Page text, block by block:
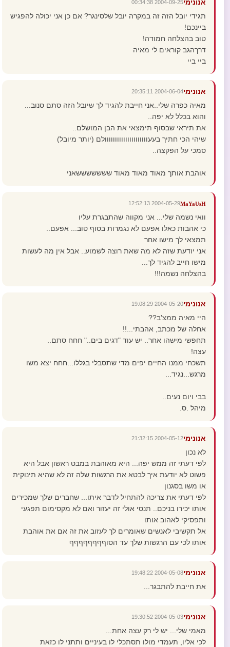
אנונימי2004-09-25 00:34:38
תגידי יובל הזה זה במקרה יובל שלסינגר? אם כן אני יכולה להפגיש
ביינכם!
טוב בהצלחה חמודה!
דרךהגב קוראים לי מאיה
ביי ביי
אנונימי2004-06-04 20:35:11
מאיה כפרה שלי..אני חייבת להגיד לך שיובל הזה סתם סנוב...
והוא בכלל לא יפה..
את תיראי שבסוף תימצאי את הבן המושלם..
שיהי הכי חתיך בעעווווווווווווווווווווולם (יותר מיובל)
סמכי על הפקצה..
אוהבת אותך מאוד מאוד מאוד שששששששאני
MaYaUsH
2004-05-29 12:52:13
וואי נשמה שלי... אני מקווה שהתבגרת עליו
כי אהבות כאלו אפעם לא נגמרות בסוף טוב... אפעם..
תמצאי לך מישו אחר
אני יודעת שזה לא מה שאת רוצה לשמוע.. אבל אין מה לעשות
מישו חייב להגיד לך...
בהצלחה נשמה!!!
אנונימי2004-05-20 19:08:29
היי מאיה ממצ'ב??
אחלה של מכתב, אהבתי...!!
תחפשי מישהו אחר.. יש עוד "דגים בים.." חחח סתם..
עצה!
תשכחי ממנו החיים יפים מדי שתסבלי בגללו...חחח יצא משו
מרגש...נגיד...
בבי ויום נעים..
מיהל .ס.
אנונימי2004-05-12 21:32:15
לא נכון
לפי דעתי זה ממש יפה... היא מאוהבת במבט ראשון אבל היא
פשוט לא יודעת איך לבטא את הרגשות שלה זה לא שהיא תינוקית
או משו בסגנון
לפי דעתי את צריכה להתחיל לדבר איתו... שחברים שלך שמכירים
אותו יכירו בניכם.. תנסי אולי זה יעזור ואם לא מקסימום תפגעי
ותפסיקי לאהוב אותו
אל תקשיבי לאנשים שאומרים לך לעזוב את זה אם את אוהבת
אותו לכי עם הרגשות שלך עד הסוףףףףףףףף
אנונימי2004-05-08 19:48:22
את חייבת להתבגר...
אנונימי2004-05-03 19:30:52
מאמי שלי... יש לי רק עצה אחת...
לכי אליו, תעמדי מולו תסתכלי לו בעיניים ותתני לו כזאת